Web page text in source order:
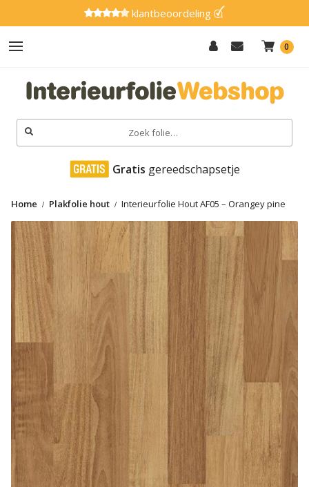
klantbeoordeling
0
Zoeken
naar:
Hout
Effen
Marmer
Glitter
Natuursteen
Textiel
Gereedschap
SALE
Advies
Gratis gereedschapsetje
Home Plakfolie hout Interieurfolie Hout AF05 – Orangey pine